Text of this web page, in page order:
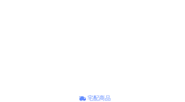
宅配商品